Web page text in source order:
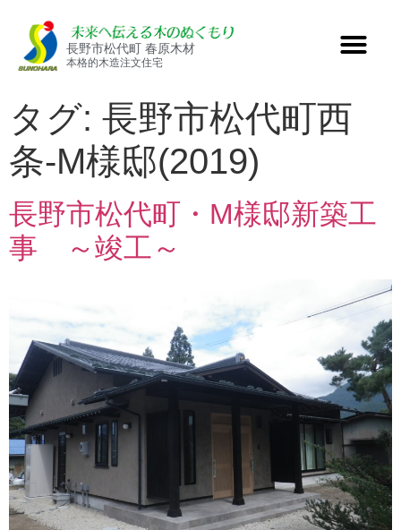
長野市松代町 春原木材
本格的木造注文住宅
タグ: 長野市松代町西
条-M様邸(2019)
長野市松代町・M様邸新築工
事 ～竣工～